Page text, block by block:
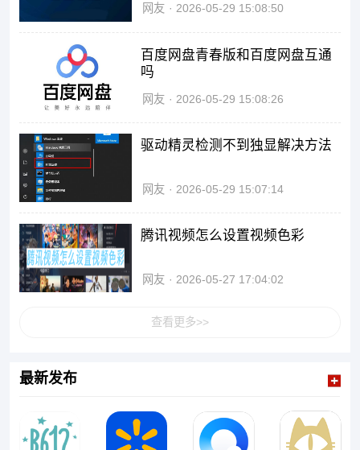
网友 2026-05-29 15:08:50
百度网盘青春版和百度网盘互通
吗
网友 2026-05-29 15:08:26
驱动精灵检测不到独显解决方法
网友 2026-05-29 15:07:14
腾讯视频怎么设置视频色彩
网友 2026-05-27 17:04:02
查看更多>>
最新发布